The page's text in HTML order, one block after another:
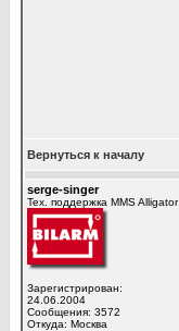
Вернуться к началу
serge-singer
Тех. поддержка MMS Alligator
Зарегистрирован:
24.06.2004
Сообщения: 3572
Откуда: Москва